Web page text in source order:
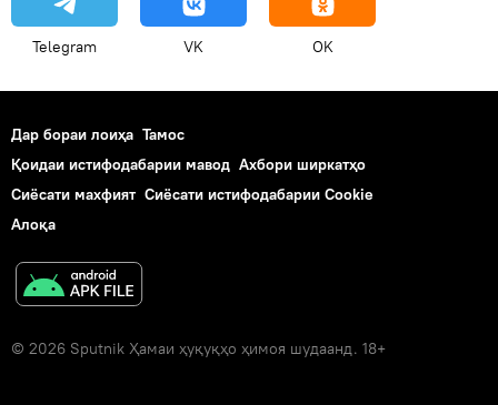
Telegram VK OK
Дар бораи лоиҳа Тамос
Қоидаи истифодабарии мавод Ахбори ширкатҳо
Сиёсати махфият Сиёсати истифодабарии Cookie
Алоқа
© 2026 Sputnik Ҳамаи ҳуқуқҳо ҳимоя шудаанд. 18+